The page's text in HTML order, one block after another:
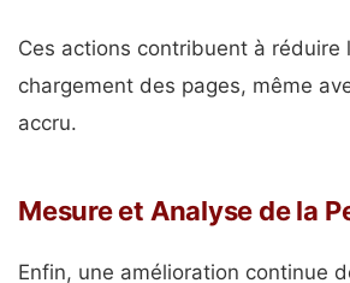
Ces actions contribuent à réduire
chargement des pages, même
accru.
Mesure et Analyse de la
Enfin, une amélioration continue